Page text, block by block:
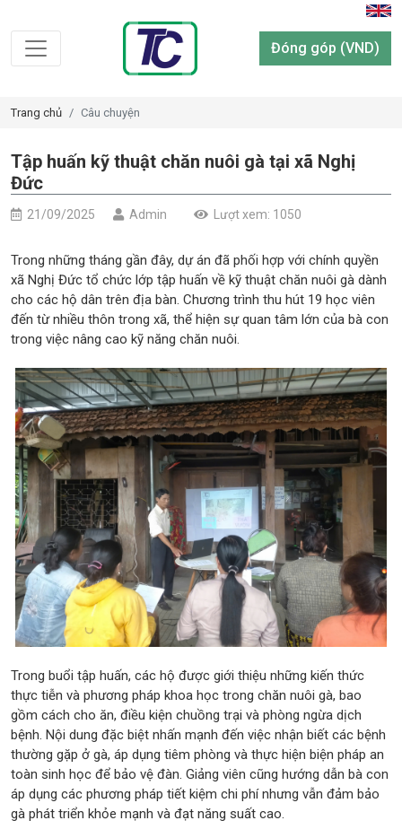
Đóng góp (VND)
Trang chủ Câu chuyện
Tập huấn kỹ thuật chăn nuôi gà tại xã Nghị
Đức
21/09/2025 Admin Lượt xem: 1050
Trong những tháng gần đây, dự án đã phối hợp với chính quyền
xã Nghị Đức tổ chức lớp tập huấn về kỹ thuật chăn nuôi gà dành
cho các hộ dân trên địa bàn. Chương trình thu hút 19 học viên
đến từ nhiều thôn trong xã, thể hiện sự quan tâm lớn của bà con
trong việc nâng cao kỹ năng chăn nuôi.
Trong buổi tập huấn, các hộ được giới thiệu những kiến thức
thực tiễn và phương pháp khoa học trong chăn nuôi gà, bao
gồm cách cho ăn, điều kiện chuồng trại và phòng ngừa dịch
bệnh. Nội dung đặc biệt nhấn mạnh đến việc nhận biết các bệnh
thường gặp ở gà, áp dụng tiêm phòng và thực hiện biện pháp an
toàn sinh học để bảo vệ đàn. Giảng viên cũng hướng dẫn bà con
áp dụng các phương pháp tiết kiệm chi phí nhưng vẫn đảm bảo
gà phát triển khỏe mạnh và đạt năng suất cao.